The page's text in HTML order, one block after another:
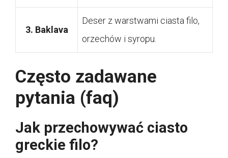
3. Baklava
Deser z warstwami ciasta filo,
orzechów i syropu.
Często zadawane
pytania (faq)
Jak przechowywać ciasto
greckie filo?